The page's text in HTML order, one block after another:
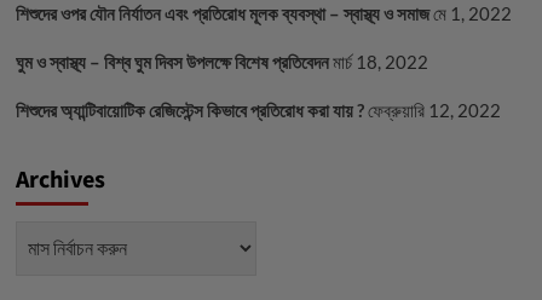
শিশুদের ওপর যৌন নির্যাতন এবং প্রতিরোধ মূলক ব্যবস্থা – স্বাস্থ্য ও সমাজমে 1, 2022
ঘুম ও স্বাস্থ্য – বিশ্ব ঘুম দিবস উপলক্ষে বিশেষ প্রতিবেদনমার্চ 18, 2022
শিশুদের অ্যান্টিবায়োটিক রেজিস্টেন্স কিভাবে প্রতিরোধ করা যায় ?ফেব্রুয়ারি 12, 2022
Archives
Archives